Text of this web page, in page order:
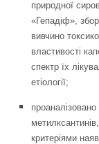
природної
«Гепадіф»,
вивчино
властивості
спектр їх
етіології;
критеріями